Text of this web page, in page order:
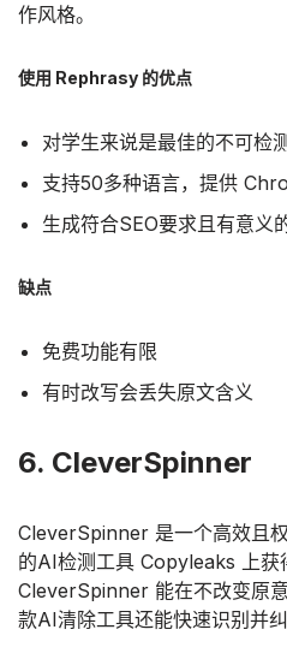
作风格。
使用 Rephrasy 的优点
对学生来说是最佳的不可检
支持50多种语言，提供
生成符合SEO要求且有意义
缺点
免费功能有限
有时改写会丢失原文含义
6. CleverSpinner
CleverSpinner 是一个高效且
的AI检测工具 Copyleaks 上获
CleverSpinner 能在不改变原
款AI清除工具还能快速识别并纠